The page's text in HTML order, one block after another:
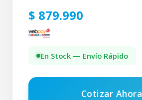
$ 879.990
En Stock — Envío Rápido
Cotizar Ahora